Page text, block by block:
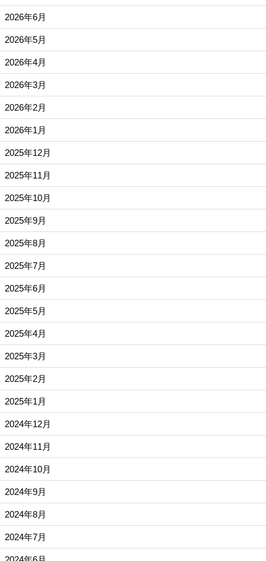
2026年6月
2026年5月
2026年4月
2026年3月
2026年2月
2026年1月
2025年12月
2025年11月
2025年10月
2025年9月
2025年8月
2025年7月
2025年6月
2025年5月
2025年4月
2025年3月
2025年2月
2025年1月
2024年12月
2024年11月
2024年10月
2024年9月
2024年8月
2024年7月